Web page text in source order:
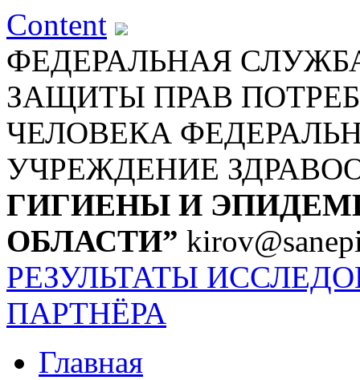
Content
ФЕДЕРАЛЬНАЯ
ЗАЩИТЫ ПРАВ
ЧЕЛОВЕКА
УЧРЕЖДЕНИЕ
ГИГИЕНЫ И
ОБЛАСТИ”
РЕЗУЛЬТАТЫ
ПАРТНЁРА
Главная